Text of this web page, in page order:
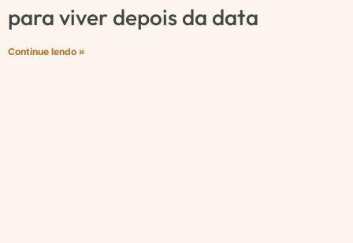
para viver depois da data
Continue lendo »